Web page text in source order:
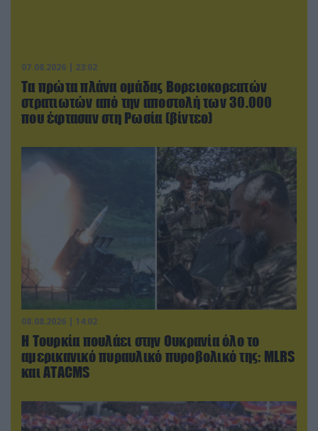
07.08.2026 | 23:02
Τα πρώτα πλάνα ομάδας Βορειοκορεατών
στρατιωτών από την αποστολή των 30.000
που έφτασαν στη Ρωσία (βίντεο)
08.08.2026 | 14:02
Η Τουρκία πουλάει στην Ουκρανία όλο το
αμερικανικό πυραυλικό πυροβολικό της: MLRS
και ΑΤΑCMS